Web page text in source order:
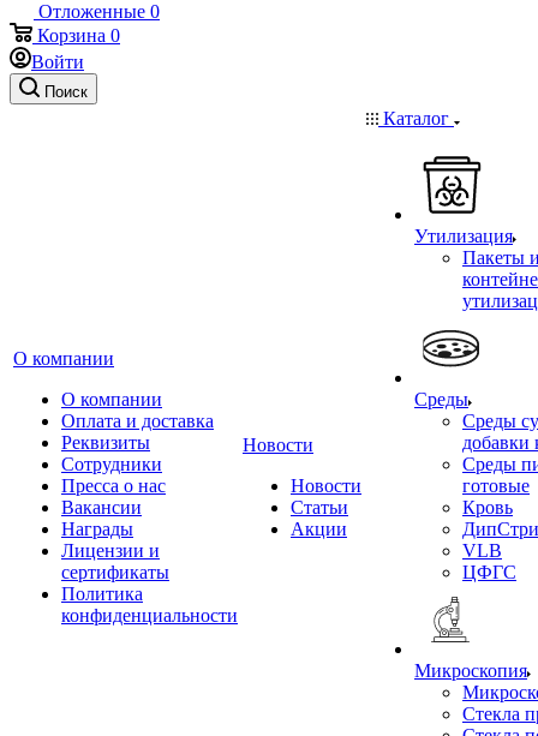
Отложенные 0
Корзина 0
Войти
Поиск
О компании
О компании
Оплата и доставка
Реквизиты
Сотрудники
Пресса о нас
Вакансии
Награды
Лицензии и
сертификаты
Политика
конфиденциальности
Новости
Новости
Статьи
Акции
Каталог
Утилизация
Пакеты
Среды
Среды
добавки
Среды
готовые
Кровь
VLB
ЦФГС
Микроскопия
Стекла